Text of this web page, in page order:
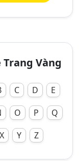
Vàng
C D
E
O P
Q
X Y Z